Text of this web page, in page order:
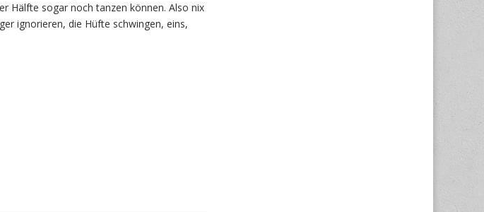
Hälfte sogar noch tanzen können. Also nix
ignorieren, die Hüfte schwingen, eins,